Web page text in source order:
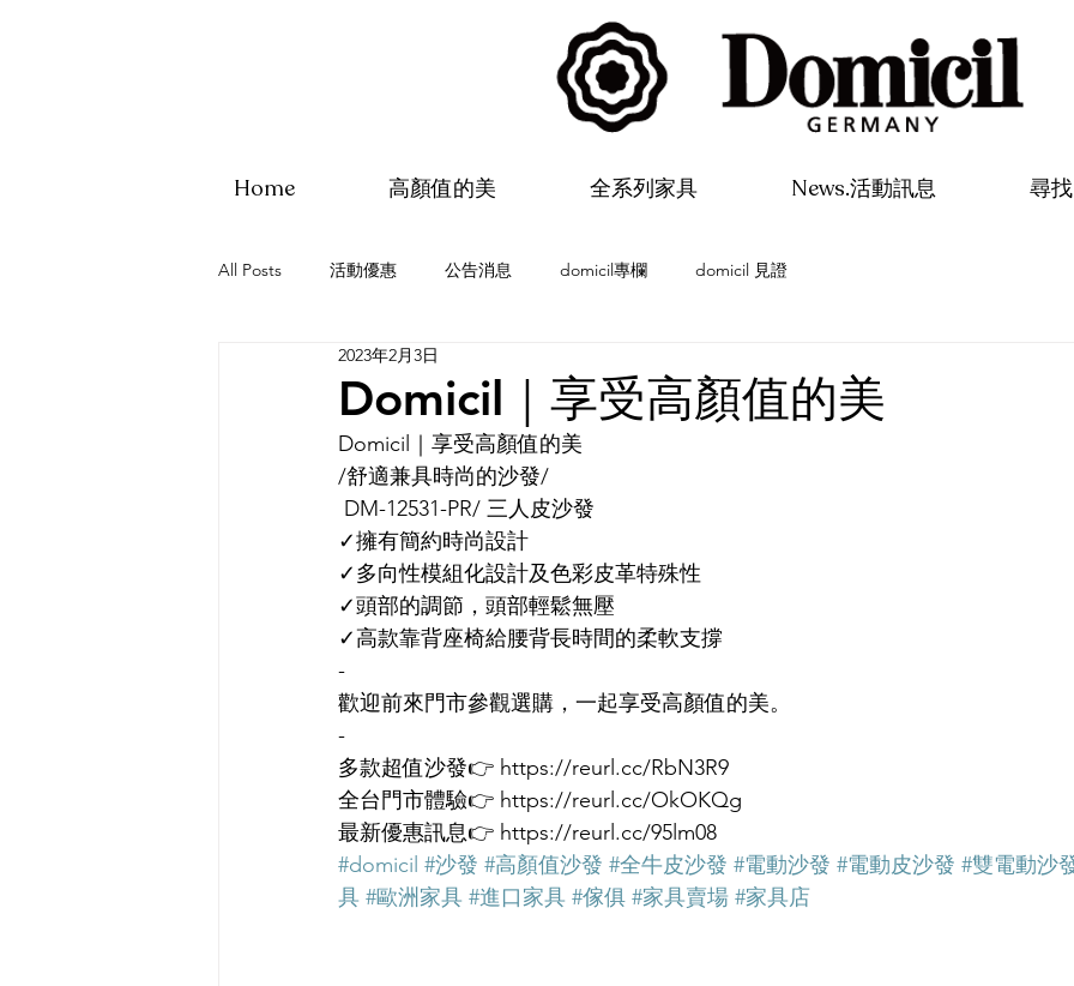
Home 高顏值的美 全系列家具 News.活動訊息 尋
All Posts 活動優惠 公告消息 domicil專欄 domicil 見證
Domicil｜享受高顏值的美
2023年2月3日
Domicil｜享受高顏值的美
/舒適兼具時尚的沙發/
DM-12531-PR/ 三人皮沙發
✓擁有簡約時尚設計
✓多向性模組化設計及色彩皮革特殊性
✓頭部的調節，頭部輕鬆無壓
✓高款靠背座椅給腰背長時間的柔軟支撐
-
歡迎前來門市參觀選購，一起享受高顏值的美。
-
多款超值沙發👉 https://reurl.cc/RbN3R9
全台門市體驗👉 https://reurl.cc/OkOKQg
最新優惠訊息👉 https://reurl.cc/95lm08
#domicil #沙發 #高顏值沙發 #全牛皮沙發 #電動沙發 #電動皮沙發 #雙電動沙
具 #歐洲家具 #進口家具 #傢俱 #家具賣場 #家具店